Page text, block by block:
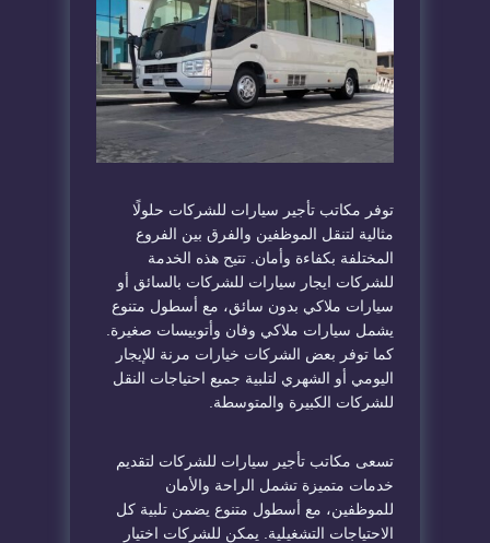
توفر مكاتب تأجير سيارات للشركات حلولًا
مثالية لتنقل الموظفين والفرق بين الفروع
المختلفة بكفاءة وأمان. تتيح هذه الخدمة
للشركات ايجار سيارات للشركات بالسائق أو
سيارات ملاكي بدون سائق، مع أسطول متنوع
يشمل سيارات ملاكي وفان وأتوبيسات صغيرة.
كما توفر بعض الشركات خيارات مرنة للإيجار
اليومي أو الشهري لتلبية جميع احتياجات النقل
للشركات الكبيرة والمتوسطة.
تسعى مكاتب تأجير سيارات للشركات لتقديم
خدمات متميزة تشمل الراحة والأمان
للموظفين، مع أسطول متنوع يضمن تلبية كل
الاحتياجات التشغيلية. يمكن للشركات اختيار